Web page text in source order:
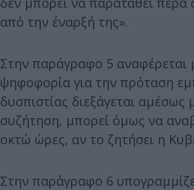
από την έναρξή της».
Στην παράγραφο 5 αναφέρεται
ψηφοφορία για την πρόταση
δυσπιστίας διεξάγεται αμέσως
συζήτηση, μπορεί όμως να
οκτώ ώρες, αν το ζητήσει η
Στην παράγραφο 6